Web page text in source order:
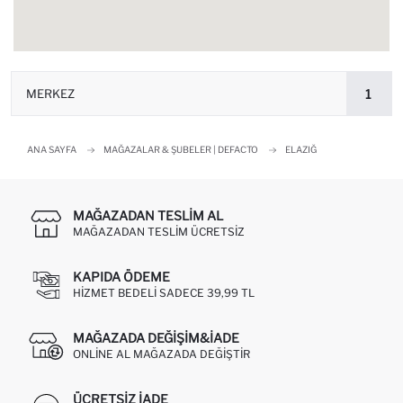
MERKEZ 1
ANA SAYFA MAĞAZALAR & ŞUBELER | DEFACTO ELAZIĞ
MAĞAZADAN TESLIM AL
MAĞAZADAN TESLIM ÜCRETSIZ
KAPIDA ÖDEME
HIZMET BEDELI SADECE 39,99 TL
MAĞAZADA DEĞIŞIM&İADE
ONLINE AL MAĞAZADA DEĞIŞTIR
ÜCRETSIZ IADE